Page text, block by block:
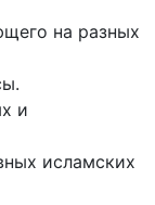
на разных
и
исламских